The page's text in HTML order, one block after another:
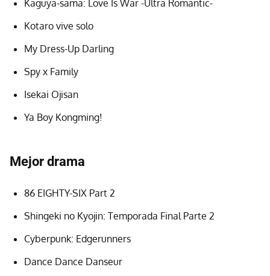
Kaguya-sama: Love Is War -Ultra Romantic-
Kotaro vive solo
My Dress-Up Darling
Spy x Family
Isekai Ojisan
Ya Boy Kongming!
Mejor drama
86 EIGHTY-SIX Part 2
Shingeki no Kyojin: Temporada Final Parte 2
Cyberpunk: Edgerunners
Dance Dance Danseur